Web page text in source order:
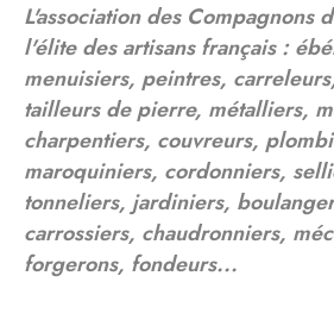
L'association des Compagnons
l'élite des artisans français :
menuisiers, peintres,
tailleurs de pierre, métalliers,
charpentiers, couvreurs,
maroquiniers, cordonniers,
tonneliers, jardiniers,
carrossiers, chaudronniers,
forgerons, fondeurs...